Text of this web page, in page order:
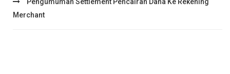
Pengumuman Settlement Pencairan Dana Ke Rekening
Merchant